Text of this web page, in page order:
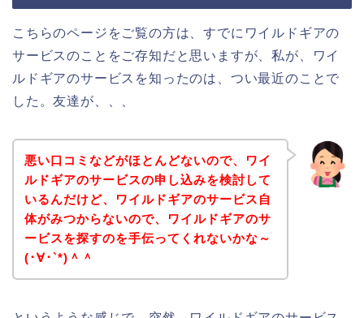
こちらのページをご覧の方は、すでにワイルドギアの
サービスのことをご存知だと思いますが、私が、ワイ
ルドギアのサービスを知ったのは、つい最近のことで
した。友達が、、、
悪い口コミなどがほとんどないので、ワイ
ルドギアのサービスの申し込みを検討して
いるんだけど、ワイルドギアのサービス自
体がみつからないので、ワイルドギアのサ
ービスを探すのを手伝ってくれないかな～
(･∀･`*)＾＾